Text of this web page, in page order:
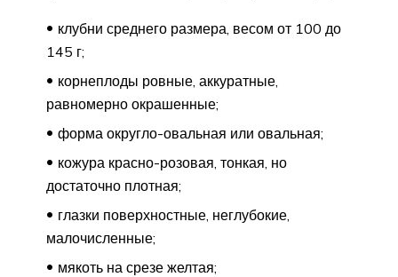
клубни среднего размера, весом от 100 до
145 г;
корнеплоды ровные, аккуратные,
равномерно окрашенные;
форма округло-овальная или овальная;
кожура красно-розовая, тонкая, но
достаточно плотная;
глазки поверхностные, неглубокие,
малочисленные;
мякоть на срезе желтая;